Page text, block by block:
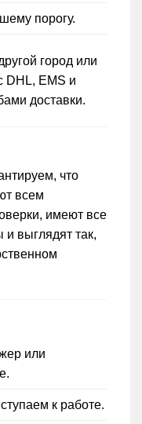
порогу.
город или
DHL, EMS и
доставки.
что
всем
имеют все
выглядят так,
или
к работе.